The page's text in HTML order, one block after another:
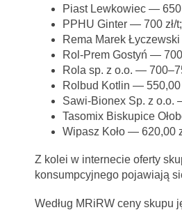
Piast Lewkowiec —
PPHU Ginter — 700 zł/t;
Rema Marek
Rol-Prem Gostyń — 700
Rola sp. z o.o. —
Rolbud Kotlin — 550,00
Sawi-Bionex Sp. z o.o.
Tasomix Biskupice
Wipasz Koło — 620,00
Z kolei w internecie oferty
konsumpcyjnego pojawiają
Według MRiRW ceny skupu